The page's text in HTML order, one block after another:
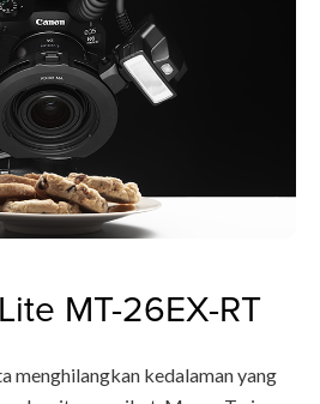
MT-26EX-RT
menghilangkan kedalaman yang